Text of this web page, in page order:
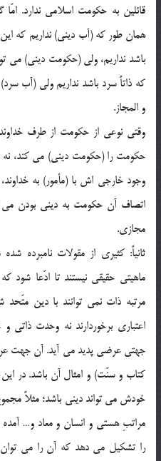
قائلين به حكومت اسلامي ندارد.
همان طور كه (آب ديني) نداريم كه
باشد نداريم، ولي (حكومت ديني)
كه ذاتاً سرد باشد نداريم ولي (آب
و المجاز.
وقتي نوعي از حكومت از طرف
حكومت را (حكومت ديني) مي كند،
وجود خارجي اش با (مأمور) به
اتصاف آن حكومت به ديني بودن
مجازي.
ثانياً: كثيري از مقولات نامبرده
ماهيتي حقيقي نيستند تا ادّعا شود
مرتبه ذات نمي توانند با دين
اعتباري برخوردارند نه وحدت ذاتي
جهتي عرضي پديد مي آيد. آن جهت
كتاب و سنّت) و امثال آن باشد. در اين
خودش مي تواند ديني باشد؛ مثلاً
مراتبِ هستي و انسان و معاد و…
را تشكيل مي دهد كه آن را مي